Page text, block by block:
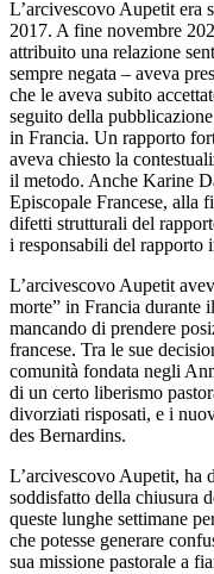
L’arcivescovo Aupetit era
2017. A fine novembre
attribuito una relazione
sempre negata – aveva
che le aveva subito
seguito della
in Francia. Un rapporto
aveva chiesto la
il metodo. Anche Karine
Episcopale Francese, alla
difetti strutturali del
i responsabili del rapporto
L’arcivescovo Aupetit
morte” in Francia durante
mancando di prendere
francese. Tra le sue
comunità fondata negli
di un certo liberismo
divorziati risposati, e i
des Bernardins.
L’arcivescovo Aupetit, ha
soddisfatto della chiusura
queste lunghe settimane
che potesse generare
sua missione pastorale a